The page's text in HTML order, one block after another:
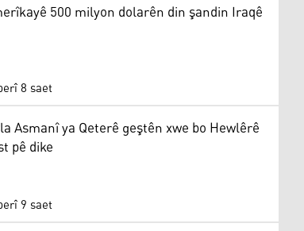
500 milyon dolarên din şandin Iraqê
8 saet
Asmanî ya Qeterê geştên xwe bo Hewlêrê
pê dike
9 saet